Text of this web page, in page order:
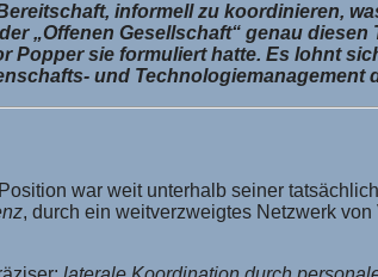
informell zu koordinieren,
„Offenen Gesellschaft“ genau
sie formuliert hatte. Es lohnt
und Technologiemanagement
war weit unterhalb seiner
, durch ein weitverzweigtes Netzwerk